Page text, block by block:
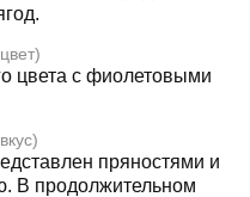
цвета с фиолетовыми
пряностями и
В продолжительном